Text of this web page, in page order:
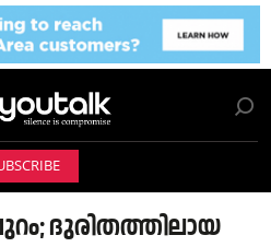
ദുരിതത്തിലായ